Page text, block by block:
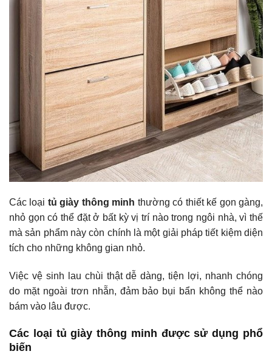
Các loại tủ giày thông minh thường có thiết kế gọn gàng,
nhỏ gọn có thể đặt ở bất kỳ vị trí nào trong ngôi nhà, vì thế
mà sản phẩm này còn chính là một giải pháp tiết kiệm diện
tích cho những không gian nhỏ.
Việc vệ sinh lau chùi thật dễ dàng, tiện lợi, nhanh chóng
do mặt ngoài trơn nhẵn, đảm bảo bụi bẩn không thể nào
bám vào lâu được.
Các loại tủ giày thông minh được sử dụng phổ
biến